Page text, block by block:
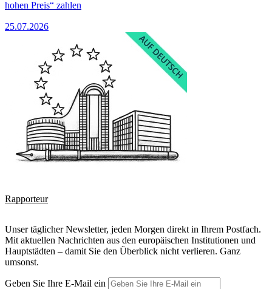
hohen Preis“ zahlen
25.07.2026
Rapporteur
Unser täglicher Newsletter, jeden Morgen direkt in Ihrem Postfach.
Mit aktuellen Nachrichten aus den europäischen Institutionen und
Hauptstädten – damit Sie den Überblick nicht verlieren. Ganz
umsonst.
Geben Sie Ihre E-Mail ein